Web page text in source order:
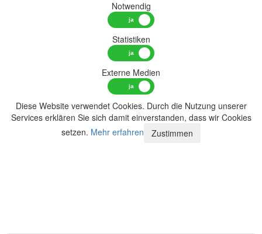
Notwendig
Statistiken
Externe Medien
Diese Website verwendet Cookies. Durch die Nutzung unserer
Services erklären Sie sich damit einverstanden, dass wir Cookies
setzen. Mehr erfahren Zustimmen